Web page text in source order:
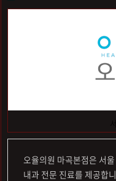
오율의원 마곡본점은 서
내과 전문 진료를 제공합